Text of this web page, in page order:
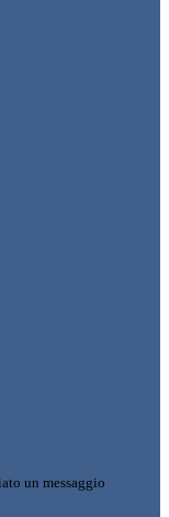
un messaggio